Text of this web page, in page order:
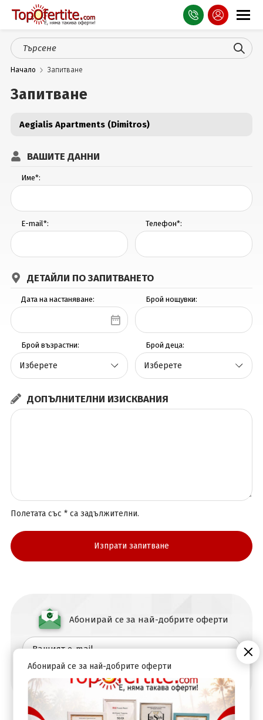
Оферти
СПА
Планина
Море
Чужбина
Празници
Гърция
Услуги
Начало Запитване
Запитване
Aegialis Apartments (Dimitros)
ВАШИТЕ ДАННИ
Име*:
E-mail*: Телефон*:
ДЕТАЙЛИ ПО ЗАПИТВАНЕТО
Дата на настаняване: Брой нощувки:
Брой възрастни: Брой деца:
ДОПЪЛНИТЕЛНИ ИЗИСКВАНИЯ
Полетата със * са задължителни.
Абонирай се за най-добрите оферти
Абонирай се за най-добрите оферти